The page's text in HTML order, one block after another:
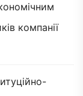
компанії